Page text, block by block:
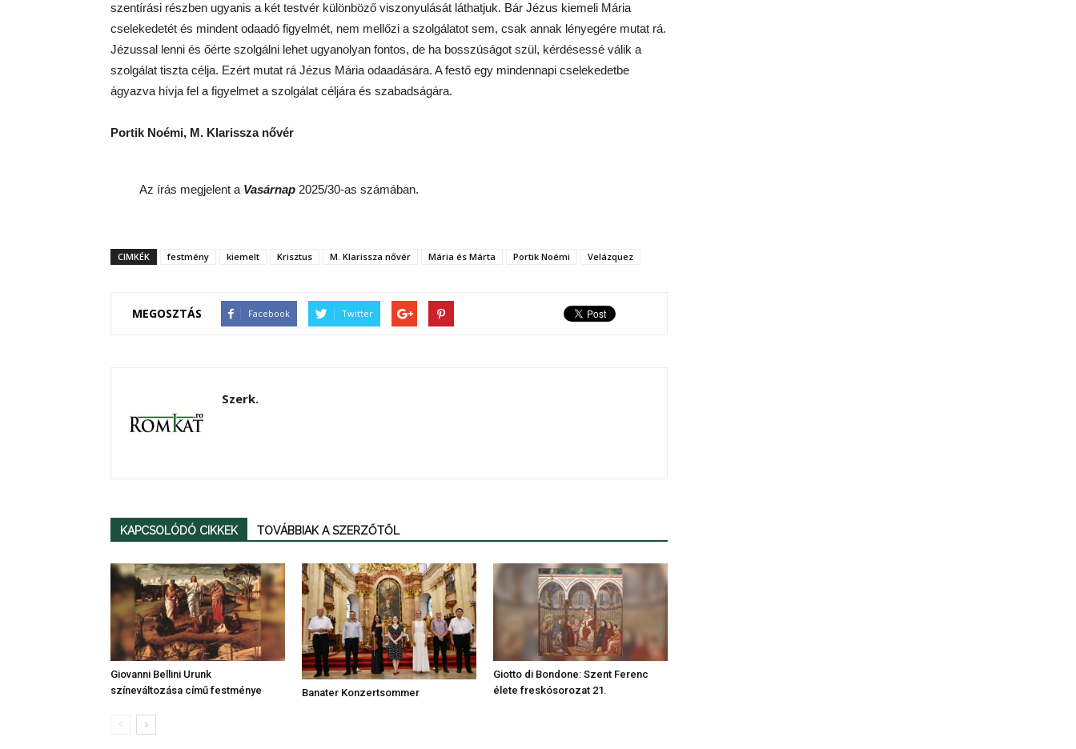
szentírási részben ugyanis a két testvér különböző viszonyulását láthatjuk. Bár Jézus kiemeli Mária
cselekedetét és mindent odaadó figyelmét, nem mellőzi a szolgálatot sem, csak annak lényegére mutat rá.
Jézussal lenni és őérte szolgálni lehet ugyanolyan fontos, de ha bosszúságot szül, kérdésessé válik a
szolgálat tiszta célja. Ezért mutat rá Jézus Mária odaadására. A festő egy mindennapi cselekedetbe
ágyazva hívja fel a figyelmet a szolgálat céljára és szabadságára.
Portik Noémi, M. Klarissza nővér
Az írás megjelent a Vasárnap2025/30-as számában.
CIMKÉK festmény kiemelt Krisztus M. Klarissza nővér Mária és Márta Portik Noémi Velázquez
MEGOSZTÁS Facebook Twitter
Szerk.
KAPCSOLÓDÓ CIKKEK TOVÁBBIAK A SZERZŐTŐL
Giovanni Bellini Urunk
színeváltozása című festménye
Banater Konzertsommer
Giotto di Bondone: Szent Ferenc
élete freskósorozat 21.